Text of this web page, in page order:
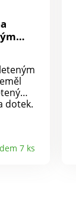
dotek.
7 ks